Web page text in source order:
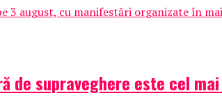
3 august, cu manifestări organizate în
de supraveghere este cel